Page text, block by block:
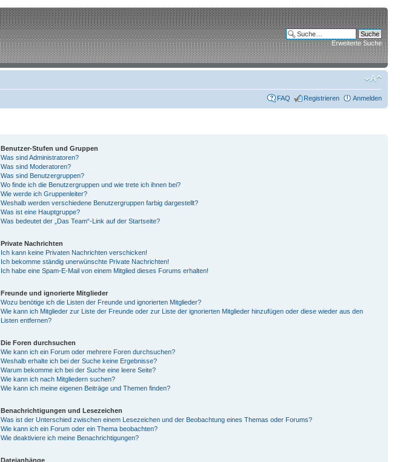
Erweiterte Suche
FAQ Registrieren Anmelden
Benutzer-Stufen und Gruppen
Was sind Administratoren?
Was sind Moderatoren?
Was sind Benutzergruppen?
Wo finde ich die Benutzergruppen und wie trete ich ihnen bei?
Wie werde ich Gruppenleiter?
Weshalb werden verschiedene Benutzergruppen farbig dargestellt?
Was ist eine Hauptgruppe?
Was bedeutet der „Das Team“-Link auf der Startseite?
Private Nachrichten
Ich kann keine Privaten Nachrichten verschicken!
Ich bekomme ständig unerwünschte Private Nachrichten!
Ich habe eine Spam-E-Mail von einem Mitglied dieses Forums erhalten!
Freunde und ignorierte Mitglieder
Wozu benötige ich die Listen der Freunde und ignorierten Mitglieder?
Wie kann ich Mitglieder zur Liste der Freunde oder zur Liste der ignorierten Mitglieder hinzufügen oder diese wieder aus den
Listen entfernen?
Die Foren durchsuchen
Wie kann ich ein Forum oder mehrere Foren durchsuchen?
Weshalb erhalte ich bei der Suche keine Ergebnisse?
Warum bekomme ich bei der Suche eine leere Seite?
Wie kann ich nach Mitgliedern suchen?
Wie kann ich meine eigenen Beiträge und Themen finden?
Benachrichtigungen und Lesezeichen
Was ist der Unterschied zwischen einem Lesezeichen und der Beobachtung eines Themas oder Forums?
Wie kann ich ein Forum oder ein Thema beobachten?
Wie deaktiviere ich meine Benachrichtigungen?
Dateianhänge